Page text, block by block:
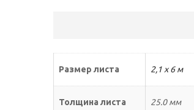
Размер листа 2,1 х 6 м
Толщина листа 25.0 мм